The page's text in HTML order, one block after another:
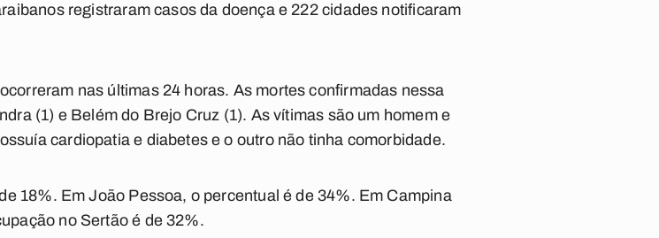
registraram casos da doença e 222 cidades notificaram
nas últimas 24 horas. As mortes confirmadas nessa
(1) e Belém do Brejo Cruz (1). As vítimas são um homem e
cardiopatia e diabetes e o outro não tinha comorbidade.
18%. Em João Pessoa, o percentual é de 34%. Em Campina
no Sertão é de 32%.